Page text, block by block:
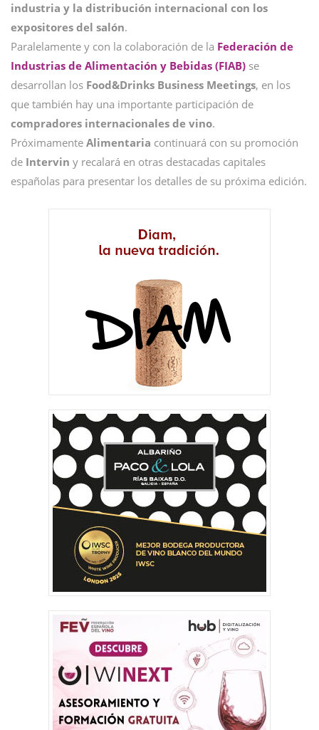
industria y la distribución internacional con los
expositores del salón.
Paralelamente y con la colaboración de la Federación de
Industrias de Alimentación y Bebidas (FIAB) se
desarrollan los Food&Drinks Business Meetings, en los
que también hay una importante participación de
compradores internacionales de vino.
Próximamente Alimentaria continuará con su promoción
de Intervin y recalará en otras destacadas capitales
españolas para presentar los detalles de su próxima edición.